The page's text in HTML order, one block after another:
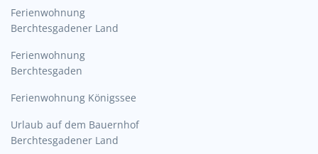
Ferienwohnung
Berchtesgadener Land
Ferienwohnung
Berchtesgaden
Ferienwohnung Königssee
Urlaub auf dem Bauernhof
Berchtesgadener Land